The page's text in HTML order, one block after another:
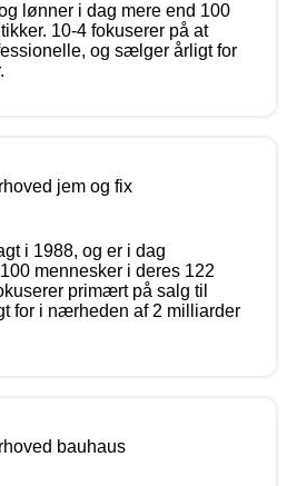
lønner i dag mere end 100
10-4 fokuserer på at
og sælger årligt for
i 1988, og er i dag
mennesker i deres 122
primært på salg til
for i nærheden af 2 milliarder